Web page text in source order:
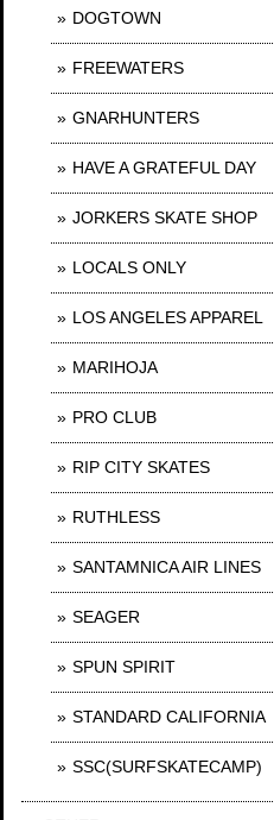
DOGTOWN
FREEWATERS
GNARHUNTERS
HAVE A GRATEFUL DAY
JORKERS SKATE SHOP
LOCALS ONLY
LOS ANGELES APPAREL
MARIHOJA
PRO CLUB
RIP CITY SKATES
RUTHLESS
SANTAMNICA AIR LINES
SEAGER
SPUN SPIRIT
STANDARD CALIFORNIA
SSC(SURFSKATECAMP)